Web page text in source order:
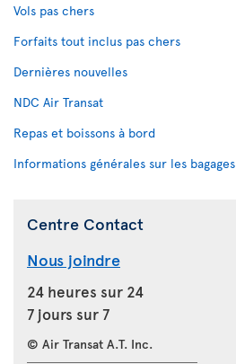
Vols pas chers
Forfaits tout inclus pas chers
Dernières nouvelles
NDC Air Transat
Repas et boissons à bord
Informations générales sur les bagages
Centre Contact
Nous joindre
24 heures sur 24
7 jours sur 7
© Air Transat A.T. Inc.